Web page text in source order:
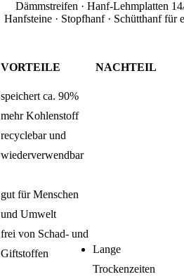
Dämmstreifen · Hanf-Lehmplatten
Hanfsteine · Stopfhanf · Schütthanf für
VORTEILE NACHTEIL
speichert ca. 90%
mehr Kohlenstoff
recyclebar und
wiederverwendbar
gut für Menschen
und Umwelt
frei von Schad- und
Giftstoffen
Lange
Trockenzeiten